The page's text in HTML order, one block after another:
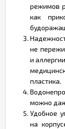
режимов
как
не
и
пластика.
можно
Удобное
на